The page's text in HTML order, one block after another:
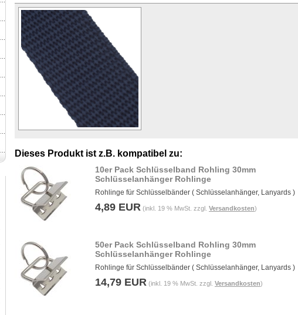
Dieses Produkt ist z.B. kompatibel zu:
10er Pack Schlüsselband Rohling 30mm
Schlüsselanhänger Rohlinge
Rohlinge für Schlüsselbänder ( Schlüsselanhänger, Lanyards )
4,89 EUR (inkl. 19 % MwSt. zzgl. Versandkosten)
50er Pack Schlüsselband Rohling 30mm
Schlüsselanhänger Rohlinge
Rohlinge für Schlüsselbänder ( Schlüsselanhänger, Lanyards )
14,79 EUR (inkl. 19 % MwSt. zzgl. Versandkosten)